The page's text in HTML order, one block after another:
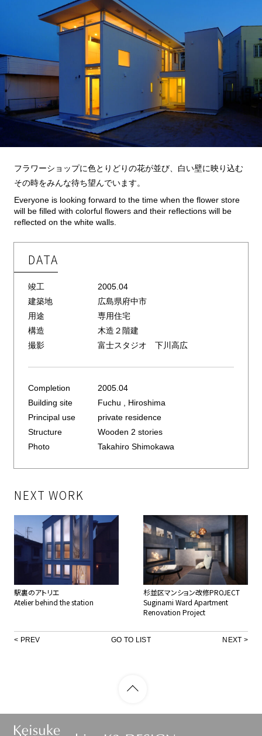
フラワーショップに色とりどりの花が並び、白い壁に映り込む
その時をみんな待ち望んでいます。
Everyone is looking forward to the time when the flower store
will be filled with colorful flowers and their reflections will be
reflected on the white walls.
DATA
竣工
2005.04
建築地
広島県府中市
用途
専用住宅
構造
木造２階建
撮影
富士スタジオ 下川高広
Completion
2005.04
Building site
Fuchu , Hiroshima
Principal use
private residence
Structure
Wooden 2 stories
Photo
Takahiro Shimokawa
NEXT WORK
駅裏のアトリエ
Atelier behind the station
杉並区マンション改修PROJECT
Suginami Ward Apartment
Renovation Project
PREV GO TO LIST NEXT